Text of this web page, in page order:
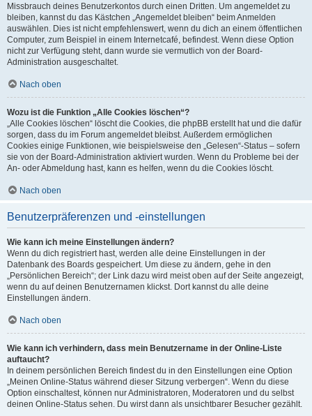
Missbrauch deines Benutzerkontos durch einen Dritten. Um angemeldet zu
bleiben, kannst du das Kästchen „Angemeldet bleiben“ beim Anmelden
auswählen. Dies ist nicht empfehlenswert, wenn du dich an einem öffentlichen
Computer, zum Beispiel in einem Internetcafé, befindest. Wenn diese Option
nicht zur Verfügung steht, dann wurde sie vermutlich von der Board-
Administration ausgeschaltet.
Nach oben
Wozu ist die Funktion „Alle Cookies löschen“?
„Alle Cookies löschen“ löscht die Cookies, die phpBB erstellt hat und die dafür
sorgen, dass du im Forum angemeldet bleibst. Außerdem ermöglichen
Cookies einige Funktionen, wie beispielsweise den „Gelesen“-Status – sofern
sie von der Board-Administration aktiviert wurden. Wenn du Probleme bei der
An- oder Abmeldung hast, kann es helfen, wenn du die Cookies löscht.
Nach oben
Benutzerpräferenzen und -einstellungen
Wie kann ich meine Einstellungen ändern?
Wenn du dich registriert hast, werden alle deine Einstellungen in der
Datenbank des Boards gespeichert. Um diese zu ändern, gehe in den
„Persönlichen Bereich“; der Link dazu wird meist oben auf der Seite angezeigt,
wenn du auf deinen Benutzernamen klickst. Dort kannst du alle deine
Einstellungen ändern.
Nach oben
Wie kann ich verhindern, dass mein Benutzername in der Online-Liste
auftaucht?
In deinem persönlichen Bereich findest du in den Einstellungen eine Option
„Meinen Online-Status während dieser Sitzung verbergen“. Wenn du diese
Option einschaltest, können nur Administratoren, Moderatoren und du selbst
deinen Online-Status sehen. Du wirst dann als unsichtbarer Besucher gezählt.